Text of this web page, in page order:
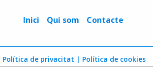
Inici Qui som Contacte
Política de privacitat | Política de cookies